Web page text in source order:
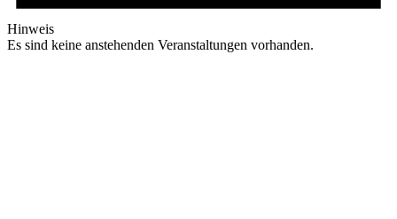
Hinweis
Es sind keine anstehenden Veranstaltungen vorhanden.